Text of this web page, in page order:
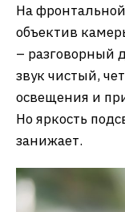
На
объектив
– разговорный
звук чистый,
освещения и
Но яркость
занижает.